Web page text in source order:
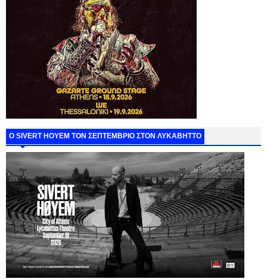
Ο SIVERT HOYEM ΤΟΝ ΣΕΠΤΕΜΒΡΙΟ ΣΤΟΝ ΛΥΚΑΒΗΤΤΟ